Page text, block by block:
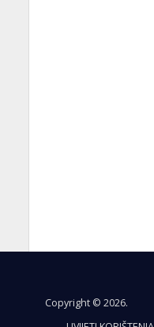
Copyright © 2026.